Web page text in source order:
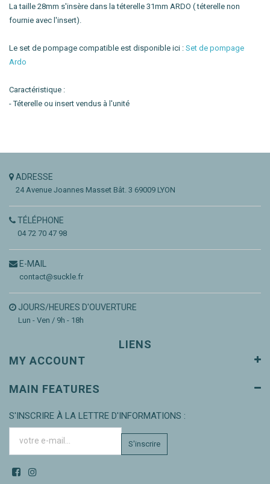
La taille 28mm s'insère dans la téterelle 31mm ARDO ( téterelle non
fournie avec l'insert).
Le set de pompage compatible est disponible ici : Set de pompage
Ardo
Caractéristique :
- Téterelle ou insert vendus à l'unité
ADRESSE
24 Avenue Joannes Masset Bât. 3 69009 LYON
TÉLÉPHONE
04 72 70 47 98
E-MAIL
contact@suckle.fr
JOURS/HEURES D'OUVERTURE
Lun - Ven / 9h - 18h
LIENS
MY ACCOUNT
MAIN FEATURES
S'INSCRIRE À LA LETTRE D'INFORMATIONS :
S'inscrire